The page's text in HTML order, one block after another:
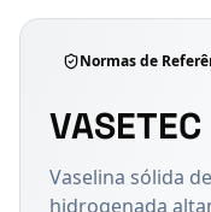
Normas de
VASETEC
Vaselina sólida
hidrogenada